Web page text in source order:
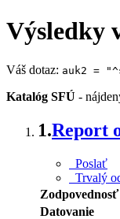
Výsledky
Váš dotaz: auk2 =
Katalóg SFÚ -
1.Report
Poslať
Trvalý
Zodpovednosť
Datovanie